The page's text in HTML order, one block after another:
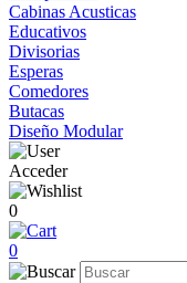
Cabinas Acusticas
Educativos
Divisorias
Esperas
Comedores
Butacas
Diseño Modular
Acceder
0
0